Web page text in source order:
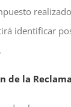
identificar
de la